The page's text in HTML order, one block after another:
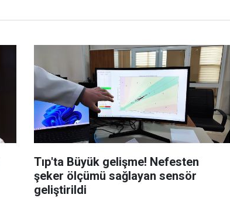
Tıp'ta Büyük gelişme! Nefesten
şeker ölçümü sağlayan sensör
geliştirildi